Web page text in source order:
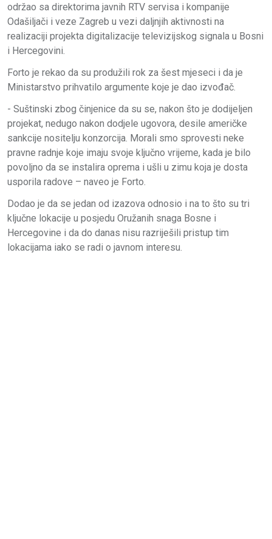
održao sa direktorima javnih RTV servisa i kompanije
Odašiljači i veze Zagreb u vezi daljnjih aktivnosti na
realizaciji projekta digitalizacije televizijskog signala u Bosni
i Hercegovini.
Forto je rekao da su produžili rok za šest mjeseci i da je
Ministarstvo prihvatilo argumente koje je dao izvođač.
- Suštinski zbog činjenice da su se, nakon što je dodijeljen
projekat, nedugo nakon dodjele ugovora, desile američke
sankcije nositelju konzorcija. Morali smo sprovesti neke
pravne radnje koje imaju svoje ključno vrijeme, kada je bilo
povoljno da se instalira oprema i ušli u zimu koja je dosta
usporila radove – naveo je Forto.
Dodao je da se jedan od izazova odnosio i na to što su tri
ključne lokacije u posjedu Oružanih snaga Bosne i
Hercegovine i da do danas nisu razriješili pristup tim
lokacijama iako se radi o javnom interesu.